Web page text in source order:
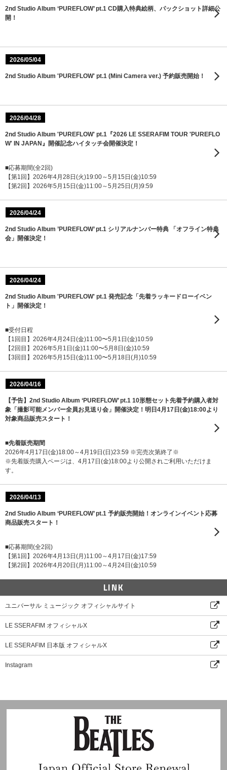
2nd Studio Album ‘PUREFLOW’ pt.1 CD購入特典絵柄、パックショット詳細公
開！
2026/05/04
2nd Studio Album 'PUREFLOW' pt.1 (Mini Camera ver.) 予約販売開始！
2026/04/28
2nd Studio Album 'PUREFLOW' pt.1『2026 LE SSERAFIM TOUR 'PUREFLO
W' IN JAPAN』開催記念ハイタッチ会開催決定！
■応募期間(全2回)
【第1回】2026年4月28日(火)19:00～5月15日(金)10:59
【第2回】2026年5月15日(金)11:00～5月25日(月)9:59
2026/04/24
2nd Studio Album ’PUREFLOW’ pt.1 シリアルナンバー特典 「オフライン特典
会」開催決定！
2026/04/24
2nd Studio Album 'PUREFLOW' pt.1 発売記念「先着ラッキードローイベン
ト」開催決定！
■受付日程
【1回目】2026年4月24日(金)11:00〜5月1日(金)10:59
【2回目】2026年5月1日(金)11:00〜5月8日(金)10:59
【3回目】2026年5月15日(金)11:00〜5月18日(月)10:59
2026/04/16
【予告】2nd Studio Album ‘PUREFLOW’ pt.1 10形態セット先着予約購入者対
象「撮影可能メンバー全員お見送り会」開催決定！明日4月17日(金)18:00より
対象商品販売スタート！
■先着販売期間
2026年4月17日(金)18:00～4月19日(日)23:59 ※完売次第終了※
※先着販売購入ページは、4月17日(金)18:00より公開されご利用いただけま
す。
2026/04/13
2nd Studio Album ‘PUREFLOW’ pt.1 予約販売開始！オンラインイベント応募
商品販売スタート！
■応募期間(全2回)
【第1回】2026年4月13日(月)11:00～4月17日(金)17:59
【第2回】2026年4月20日(月)11:00～4月24日(金)10:59
LINK
ユニバーサル ミュージック オフィシャルサイト
LE SSERAFIM オフィシャルX
LE SSERAFIM 日本版 オフィシャルX
Instagram